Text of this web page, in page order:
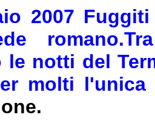
2007
le notti del
molti